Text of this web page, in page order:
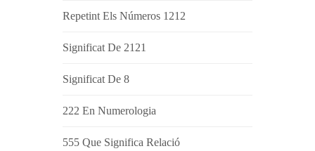
Repetint Els Números 1212
Significat De 2121
Significat De 8
222 En Numerologia
555 Que Significa Relació